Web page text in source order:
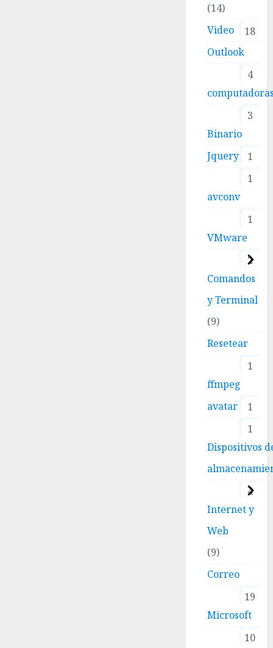
14
Video
18
Outlook
4
3
Binario
1
Jquery
1
avconv
1
VMware
2
Comandos
y Terminal
9
Resetear
1
ffmpeg
1
avatar
1
Dispositivos
4
Internet y
Web
9
Correo
19
Microsoft
10